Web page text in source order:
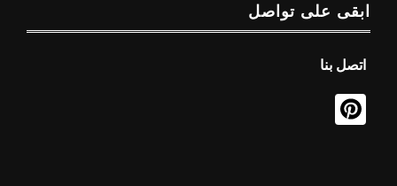
ابقى على تواصل
اتصل بنا